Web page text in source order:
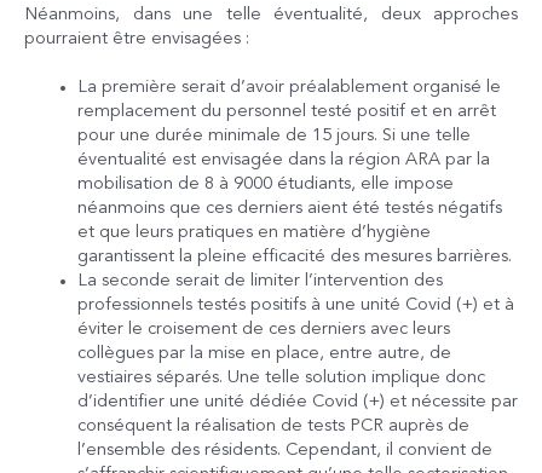
Néanmoins, dans une telle éventualité, deux approches
pourraient être envisagées :
La première serait d’avoir préalablement organisé le
remplacement du personnel testé positif et en arrêt
pour une durée minimale de 15 jours. Si une telle
éventualité est envisagée dans la région ARA par la
mobilisation de 8 à 9000 étudiants, elle impose
néanmoins que ces derniers aient été testés négatifs
et que leurs pratiques en matière d’hygiène
garantissent la pleine efficacité des mesures barrières.
La seconde serait de limiter l’intervention des
professionnels testés positifs à une unité Covid (+) et à
éviter le croisement de ces derniers avec leurs
collègues par la mise en place, entre autre, de
vestiaires séparés. Une telle solution implique donc
d’identifier une unité dédiée Covid (+) et nécessite par
conséquent la réalisation de tests PCR auprès de
l’ensemble des résidents. Cependant, il convient de